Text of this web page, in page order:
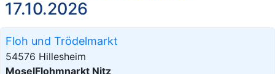
17.10.2026
Floh und Trödelmarkt
54576 Hillesheim
MoselFlohmnarkt Nitz